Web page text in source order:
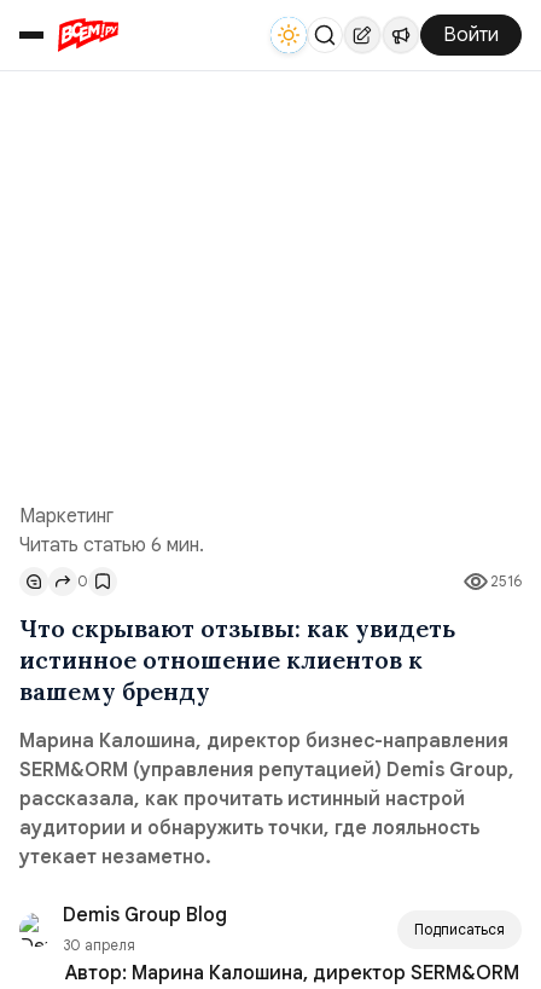
Войти
Маркетинг
Читать статью 6 мин.
2516
0
Что скрывают отзывы: как увидеть
истинное отношение клиентов к
вашему бренду
Марина Калошина, директор бизнес-направления
SERM&ORM (управления репутацией) Demis Group,
рассказала, как прочитать истинный настрой
аудитории и обнаружить точки, где лояльность
утекает незаметно.
Demis Group Blog
30 апреля
Подписаться
Автор: Марина Калошина, директор SERM&ORM